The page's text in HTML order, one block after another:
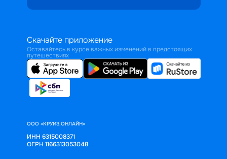
Скачайте приложение
Оставайтесь в курсе важных изменений в предстоящих
путешествиях
ООО «КРУИЗ.ОНЛАЙН»
ИНН 6315008371
ОГРН 1166313053048